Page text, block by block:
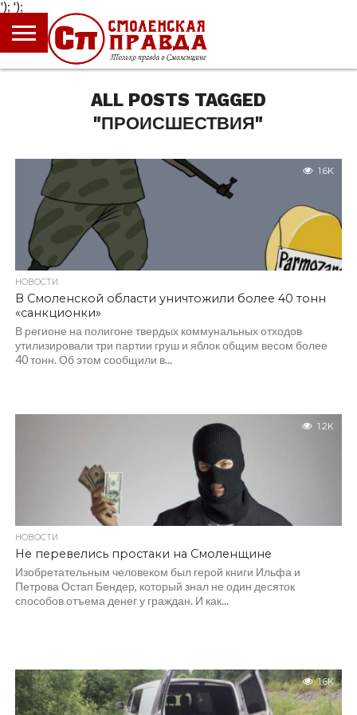
');
ГЛАВНАЯ
НОВОСТИ
ПРОИСШЕСТВИЯ
ПОЛИТИКА
КУЛЬТУРА
ЭКОНОМИКА
ОБЩЕСТВО
БЛОГИ
ALL POSTS TAGGED
"ПРОИСШЕСТВИЯ"
1.6K
НОВОСТИ
В Смоленской области уничтожили более 40 тонн
«санкционки»
В регионе на полигоне твердых коммунальных отходов
утилизировали три партии груш и яблок общим весом более
40 тонн. Об этом сообщили в...
1.2K
НОВОСТИ
Не перевелись простаки на Смоленщине
Изобретательным человеком был герой книги Ильфа и
Петрова Остап Бендер, который знал не один десяток
способов отъема денег у граждан. И как...
1.6K
');